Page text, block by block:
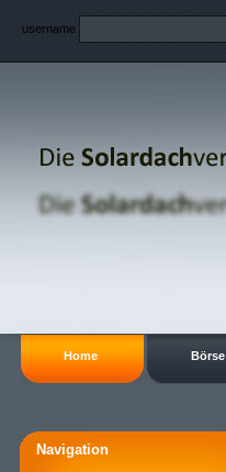
username
Home Börse
Navigation